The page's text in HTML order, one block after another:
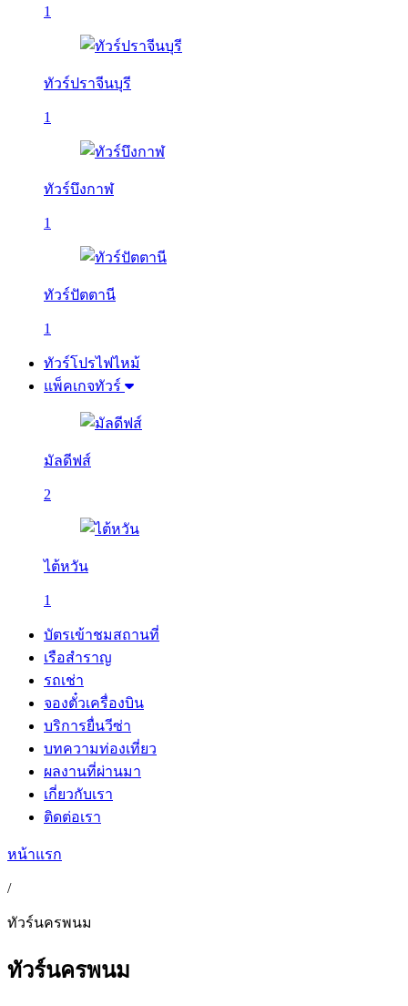
1
ทัวร์ปราจีนบุรี
1
ทัวร์บึงกาฬ
1
ทัวร์ปัตตานี
1
ทัวร์โปรไฟไหม้
แพ็คเกจทัวร์
มัลดีฟส์
2
ไต้หวัน
1
บัตรเข้าชมสถานที่
เรือสำราญ
รถเช่า
จองตั๋วเครื่องบิน
บริการยื่นวีซ่า
บทความท่องเที่ยว
ผลงานที่ผ่านมา
เกี่ยวกับเรา
ติดต่อเรา
หน้าแรก
/
ทัวร์นครพนม
ทัวร์นครพนม